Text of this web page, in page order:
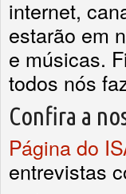
internet,
estarão em
e músicas.
todos nós
Confira a
Página do
entrevistas